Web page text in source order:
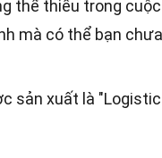
thể thiếu trong
mà có thể bạn
sản xuất là